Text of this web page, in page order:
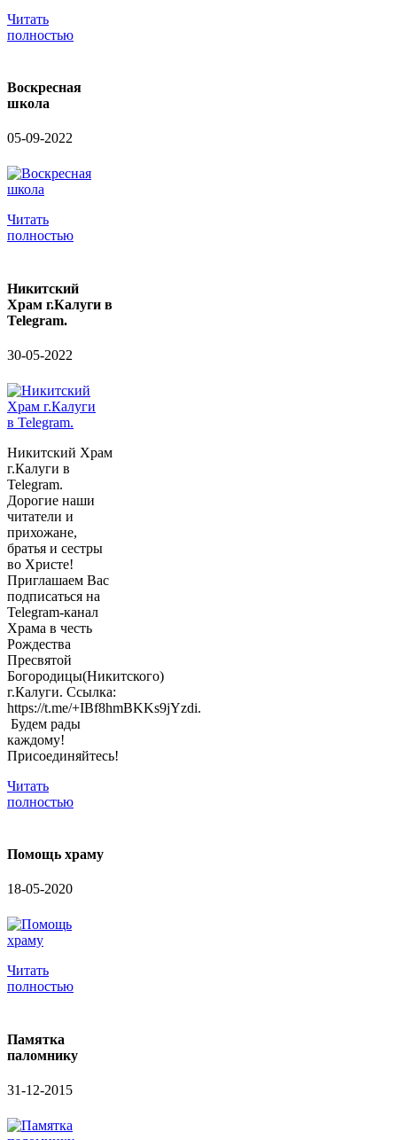
Читать
полностью
Воскресная
школа
05-09-2022
Читать
полностью
Никитский
Храм г.Калуги в
Telegram.
30-05-2022
Никитский Храм
г.Калуги в
Telegram.
Дорогие наши
читатели и
прихожане,
братья и сестры
во Христе!
Приглашаем Вас
подписаться на
Telegram-канал
Храма в честь
Рождества
Пресвятой
Богородицы(Никитского)
г.Калуги. Ссылка:
https://t.me/+IBf8hmBKKs9jYzdi.
Будем рады
каждому!
Присоединяйтесь!
Читать
полностью
Помощь храму
18-05-2020
Читать
полностью
Памятка
паломнику
31-12-2015